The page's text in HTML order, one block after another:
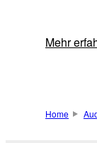
Mehr
Home